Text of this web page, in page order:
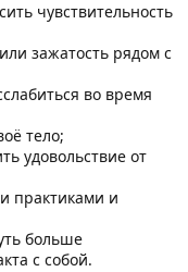
чувствительность
зажатость рядом с
во время
тело;
удовольствие от
практиками и
больше
с собой.